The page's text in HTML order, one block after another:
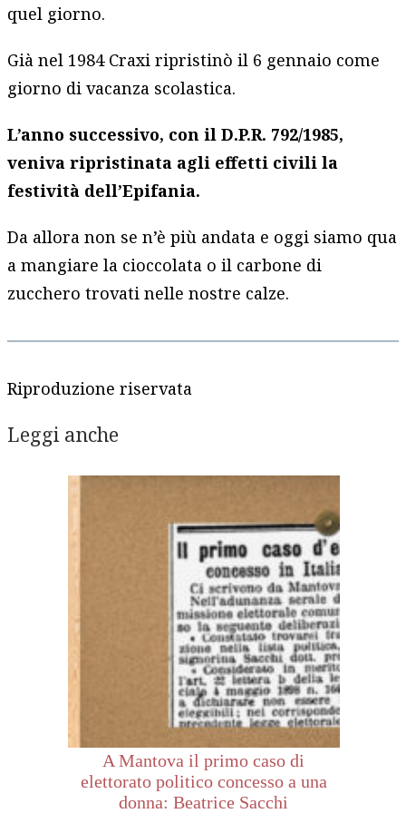
quel giorno.
Già nel 1984 Craxi ripristinò il 6 gennaio come
giorno di vacanza scolastica.
L’anno successivo, con il D.P.R. 792/1985,
veniva ripristinata agli effetti civili la
festività dell’Epifania.
Da allora non se n’è più andata e oggi siamo qua
a mangiare la cioccolata o il carbone di
zucchero trovati nelle nostre calze.
Riproduzione riservata
Leggi anche
A Mantova il primo caso di
elettorato politico concesso a una
donna: Beatrice Sacchi